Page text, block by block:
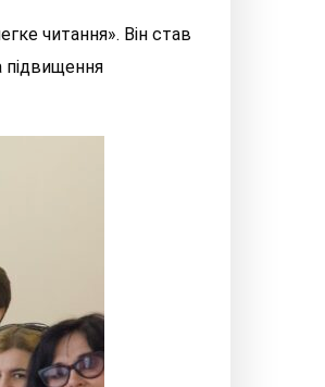
читання». Він став
підвищення